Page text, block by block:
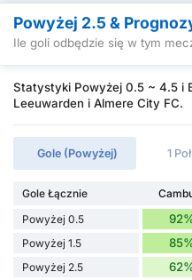
Powyżej 2.5 &
Ile goli odbędzie się w tym
Statystyki Powyżej 0.5 ~ 4.5 i
Leeuwarden i Almere City FC.
Gole (Powyżej) 1
Gole Łącznie
Powyżej 0.5
Powyżej 1.5
Powyżej 2.5